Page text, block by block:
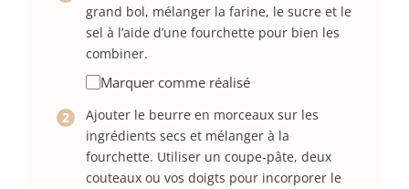
grand bol, mélanger la farine, le sucre et le
sel à l’aide d’une fourchette pour bien les
combiner.
Marquer comme réalisé
Ajouter le beurre en morceaux sur les
ingrédients secs et mélanger à la
fourchette. Utiliser un coupe-pâte, deux
couteaux ou vos doigts pour incorporer le